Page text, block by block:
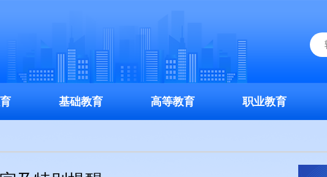
基础教育 高等教育 职业教育